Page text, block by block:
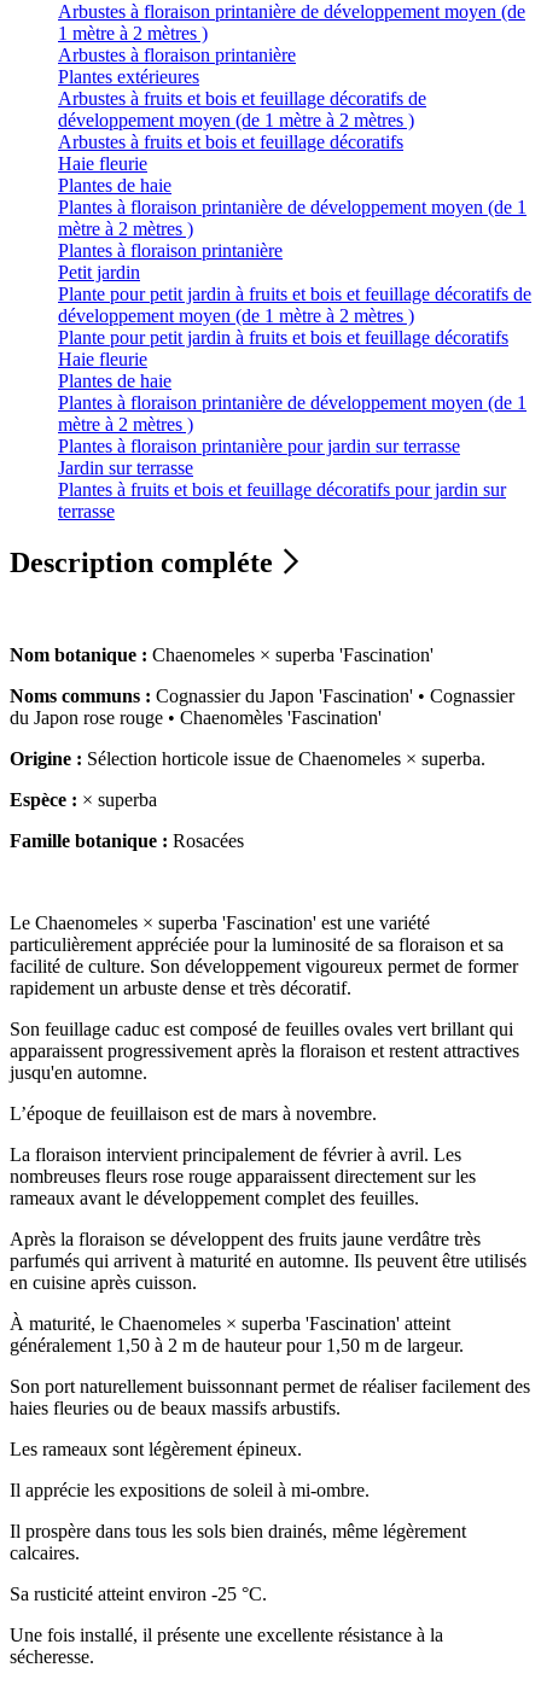
Arbustes à floraison printanière de développement moyen (de
1 mètre à 2 mètres )
Arbustes à floraison printanière
Plantes extérieures
Arbustes à fruits et bois et feuillage décoratifs de
développement moyen (de 1 mètre à 2 mètres )
Arbustes à fruits et bois et feuillage décoratifs
Haie fleurie
Plantes de haie
Plantes à floraison printanière de développement moyen (de 1
mètre à 2 mètres )
Plantes à floraison printanière
Petit jardin
Plante pour petit jardin à fruits et bois et feuillage décoratifs de
développement moyen (de 1 mètre à 2 mètres )
Plante pour petit jardin à fruits et bois et feuillage décoratifs
Haie fleurie
Plantes de haie
Plantes à floraison printanière de développement moyen (de 1
mètre à 2 mètres )
Plantes à floraison printanière pour jardin sur terrasse
Jardin sur terrasse
Plantes à fruits et bois et feuillage décoratifs pour jardin sur
terrasse
Description compléte
Nom botanique : Chaenomeles × superba 'Fascination'
Noms communs : Cognassier du Japon 'Fascination' • Cognassier
du Japon rose rouge • Chaenomèles 'Fascination'
Origine : Sélection horticole issue de Chaenomeles × superba.
Espèce : × superba
Famille botanique : Rosacées
Le Chaenomeles × superba 'Fascination' est une variété
particulièrement appréciée pour la luminosité de sa floraison et sa
facilité de culture. Son développement vigoureux permet de former
rapidement un arbuste dense et très décoratif.
Son feuillage caduc est composé de feuilles ovales vert brillant qui
apparaissent progressivement après la floraison et restent attractives
jusqu'en automne.
L’époque de feuillaison est de mars à novembre.
La floraison intervient principalement de février à avril. Les
nombreuses fleurs rose rouge apparaissent directement sur les
rameaux avant le développement complet des feuilles.
Après la floraison se développent des fruits jaune verdâtre très
parfumés qui arrivent à maturité en automne. Ils peuvent être utilisés
en cuisine après cuisson.
À maturité, le Chaenomeles × superba 'Fascination' atteint
généralement 1,50 à 2 m de hauteur pour 1,50 m de largeur.
Son port naturellement buissonnant permet de réaliser facilement des
haies fleuries ou de beaux massifs arbustifs.
Les rameaux sont légèrement épineux.
Il apprécie les expositions de soleil à mi-ombre.
Il prospère dans tous les sols bien drainés, même légèrement
calcaires.
Sa rusticité atteint environ -25 °C.
Une fois installé, il présente une excellente résistance à la
sécheresse.